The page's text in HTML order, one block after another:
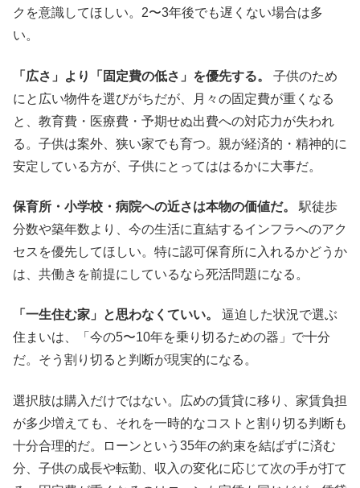
クを意識してほしい。2〜3年後でも遅くない場合は多
い。
「広さ」より「固定費の低さ」を優先する。
子供のため
にと広い物件を選びがちだが、月々の固定費が重くなる
と、教育費・医療費・予期せぬ出費への対応力が失われ
る。子供は案外、狭い家でも育つ。親が経済的・精神的に
安定している方が、子供にとってははるかに大事だ。
保育所・小学校・病院への近さは本物の価値だ。
駅徒歩
分数や築年数より、今の生活に直結するインフラへのアク
セスを優先してほしい。特に認可保育所に入れるかどうか
は、共働きを前提にしているなら死活問題になる。
「一生住む家」と思わなくていい。
逼迫した状況で選ぶ
住まいは、「今の5〜10年を乗り切るための器」で十分
だ。そう割り切ると判断が現実的になる。
選択肢は購入だけではない。広めの賃貸に移り、家賃負担
が多少増えても、それを一時的なコストと割り切る判断も
十分合理的だ。ローンという35年の約束を結ばずに済む
分、子供の成長や転勤、収入の変化に応じて次の手が打て